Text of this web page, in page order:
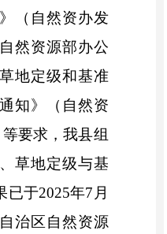
》（自然资办发
自然资源部办公
地定级和基准
知》（自然资
要求，我县组
草地定级与基
已于2025年7 月
治区自然资源